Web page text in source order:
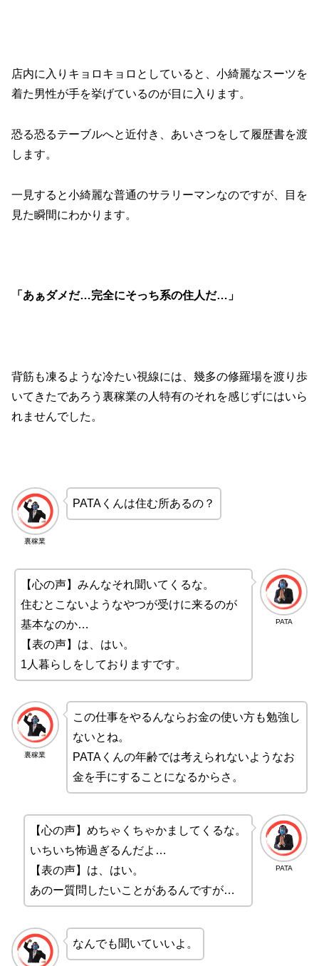
店内に入りキョロキョロとしていると、小綺麗なスーツを
着た男性が手を挙げているのが目に入ります。
恐る恐るテーブルへと近付き、あいさつをして履歴書を渡
します。
一見すると小綺麗な普通のサラリーマンなのですが、目を
見た瞬間にわかります。
「あぁダメだ…完全にそっち系の住人だ…」
背筋も凍るような冷たい視線には、幾多の修羅場を渡り歩
いてきたであろう裏稼業の人特有のそれを感じずにはいら
れませんでした。
裏稼業
PATAくんは住む所あるの？
PATA
【心の声】みんなそれ聞いてくるな。
住むとこないようなやつが受けに来るのが
基本なのか…
【表の声】は、はい。
1人暮らしをしておりますです。
裏稼業
この仕事をやるんならお金の使い方も勉強し
ないとね。
PATAくんの年齢では考えられないようなお
金を手にすることになるからさ。
PATA
【心の声】めちゃくちゃかましてくるな。
いちいち怖過ぎるんだよ…
【表の声】は、はい。
あのー質問したいことがあるんですが…
なんでも聞いていいよ。